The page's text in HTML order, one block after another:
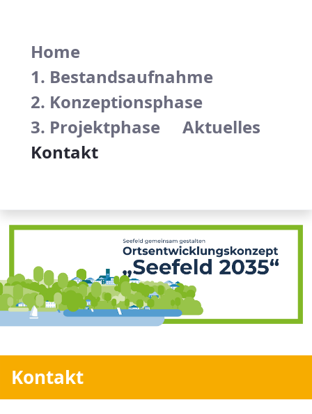
Home
1. Bestandsaufnahme
2. Konzeptionsphase
3. Projektphase
Aktuelles
Kontakt
Kontakt